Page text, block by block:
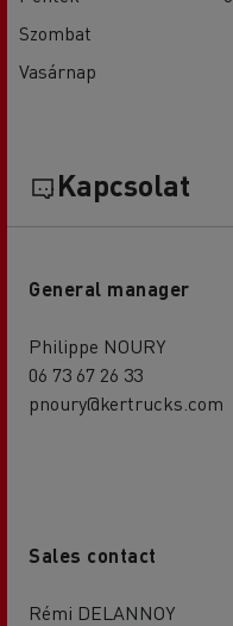
Szombat
Vasárnap
Kapcsolat
General manager
Philippe NOURY
06 73 67 26 33
pnoury@kertrucks.com
Sales contact
Rémi DELANNOY